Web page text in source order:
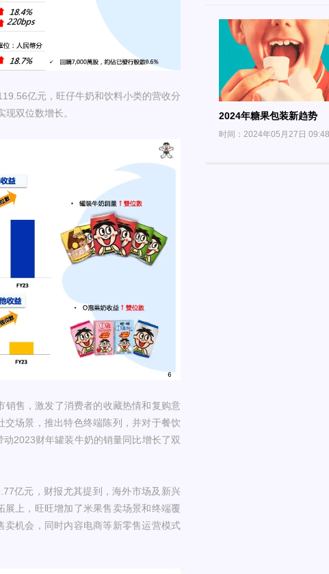
亿元，旺仔牛奶和饮料小类的营收分
双位数增长。
销售，激发了消费者的收藏热情和复购意
场景，推出特色终端陈列，并对于餐饮
2023财年罐装牛奶的销量同比增长了双
亿元，财报尤其提到，海外市场及新兴
上，旺旺增加了米果售卖场景和终端覆
机会，同时内容电商等新零售运营模式
2024年糖果包装新趋势
时间：2024年05月27日 09:48